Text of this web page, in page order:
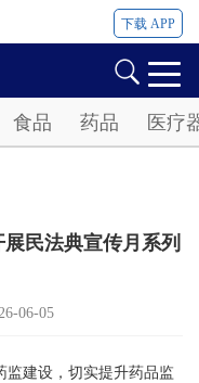
下载 APP
食品 药品 医疗
民法典宣传月系列
06-05
建设，切实提升药品监